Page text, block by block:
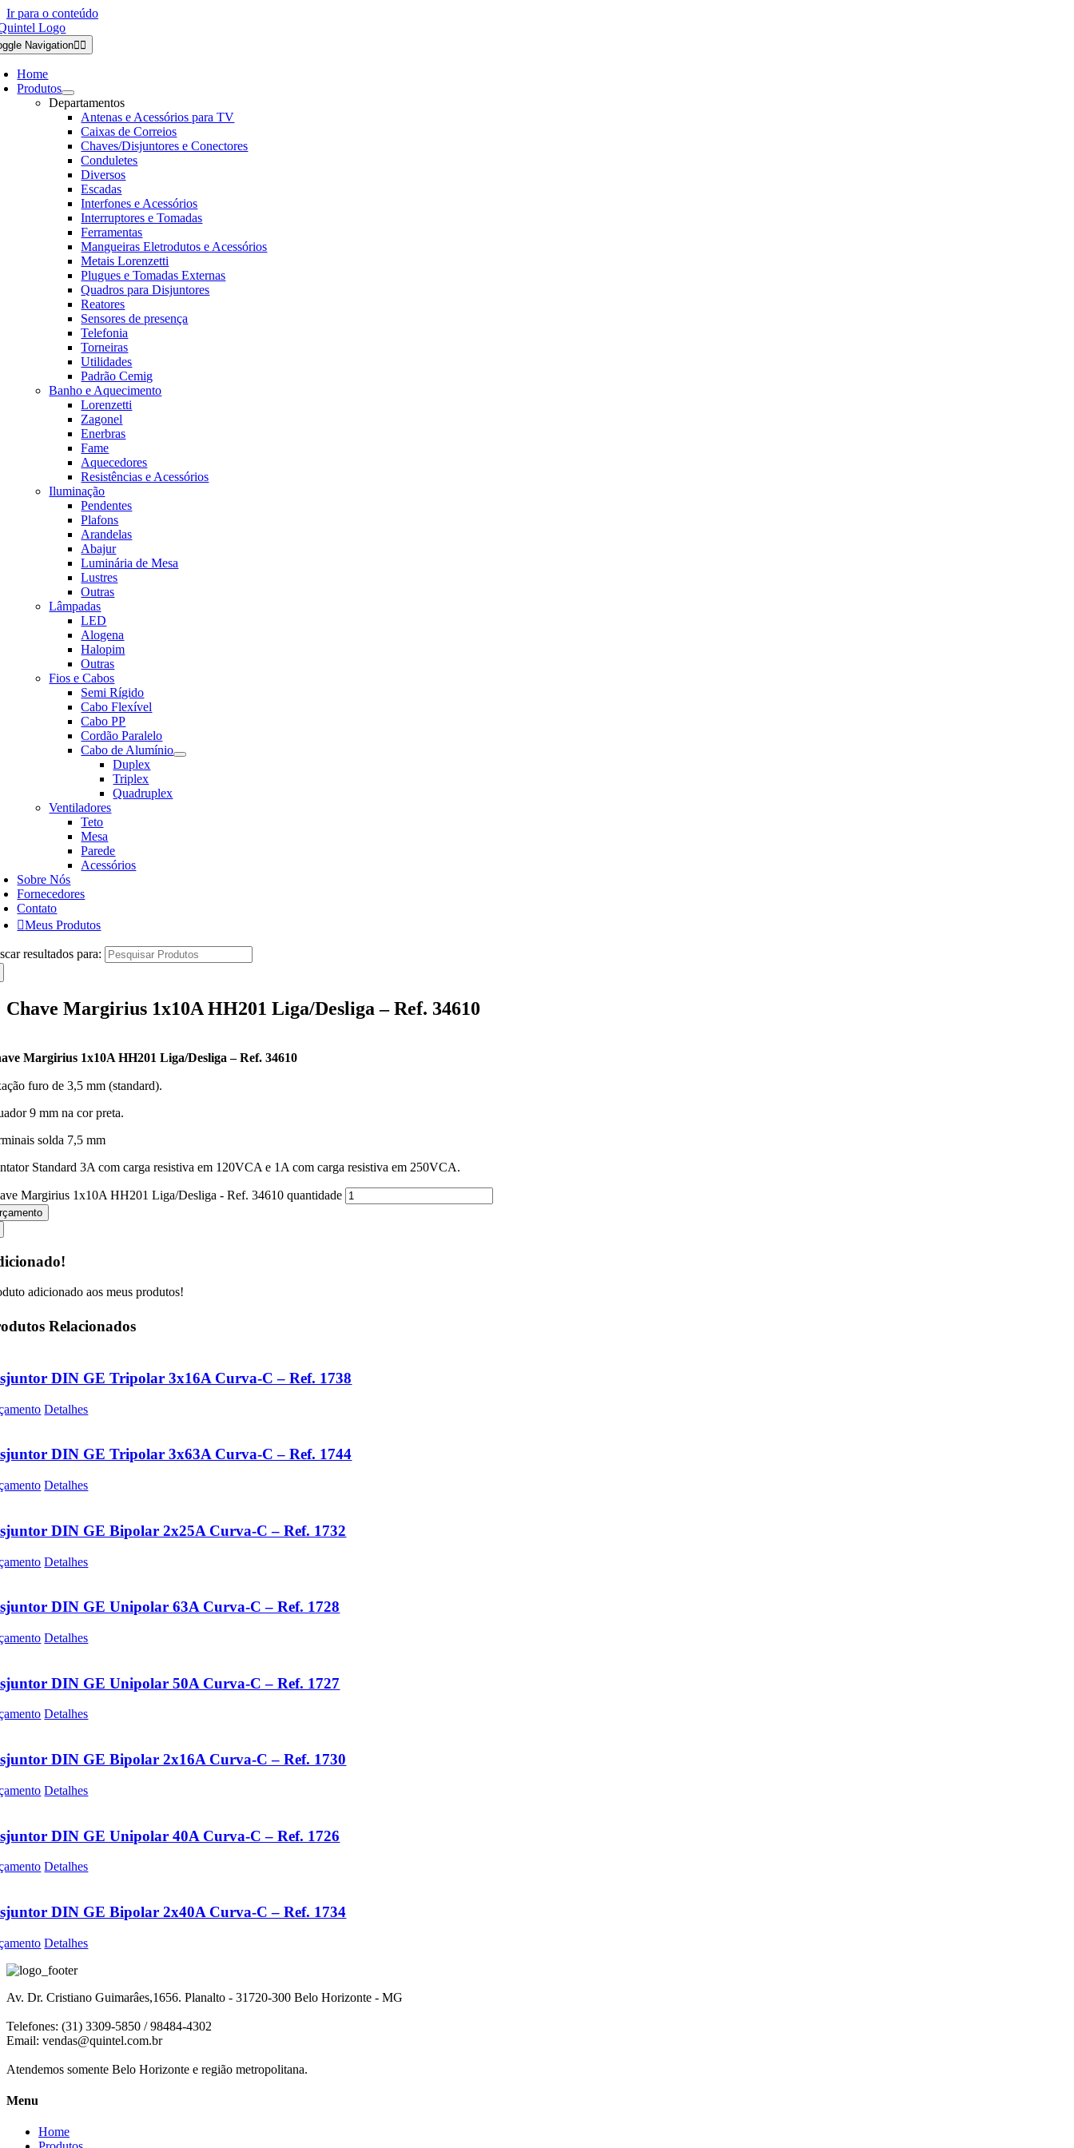
Ir para o conteúdo
Navigation
Home
Produtos
Departamentos
Antenas e Acessórios para TV
Caixas de Correios
Chaves/Disjuntores e Conectores
Conduletes
Diversos
Escadas
Interfones e Acessórios
Interruptores e Tomadas
Ferramentas
Mangueiras Eletrodutos e Acessórios
Metais Lorenzetti
Plugues e Tomadas Externas
Quadros para Disjuntores
Reatores
Sensores de presença
Telefonia
Torneiras
Utilidades
Padrão Cemig
Banho e Aquecimento
Lorenzetti
Zagonel
Enerbras
Fame
Aquecedores
Resistências e Acessórios
Iluminação
Pendentes
Plafons
Arandelas
Abajur
Luminária de Mesa
Lustres
Outras
Lâmpadas
LED
Alogena
Halopim
Outras
Fios e Cabos
Semi Rígido
Cabo Flexível
Cabo PP
Cordão Paralelo
Cabo de Alumínio
Duplex
Triplex
Quadruplex
Ventiladores
Teto
Mesa
Parede
Acessórios
Sobre Nós
Fornecedores
Contato
Meus Produtos
resultados para:
Chave Margirius 1x10A HH201 Liga/Desliga – Ref. 34610
Margirius 1x10A HH201 Liga/Desliga – Ref. 34610
furo de 3,5 mm (standard).
9 mm na cor preta.
solda 7,5 mm
Standard 3A com carga resistiva em 120VCA e 1A com carga resistiva em 250VCA.
Margirius 1x10A HH201 Liga/Desliga - Ref. 34610 quantidade
adicionado aos meus produtos!
Relacionados
DIN GE Tripolar 3x16A Curva-C – Ref. 1738
Detalhes
DIN GE Tripolar 3x63A Curva-C – Ref. 1744
Detalhes
DIN GE Bipolar 2x25A Curva-C – Ref. 1732
Detalhes
DIN GE Unipolar 63A Curva-C – Ref. 1728
Detalhes
DIN GE Unipolar 50A Curva-C – Ref. 1727
Detalhes
DIN GE Bipolar 2x16A Curva-C – Ref. 1730
Detalhes
DIN GE Unipolar 40A Curva-C – Ref. 1726
Detalhes
DIN GE Bipolar 2x40A Curva-C – Ref. 1734
Detalhes
Av. Dr. Cristiano Guimarâes,1656. Planalto - 31720-300 Belo Horizonte - MG
Telefones: (31) 3309-5850 / 98484-4302
Email: vendas@quintel.com.br
Atendemos somente Belo Horizonte e região metropolitana.
Menu
Home